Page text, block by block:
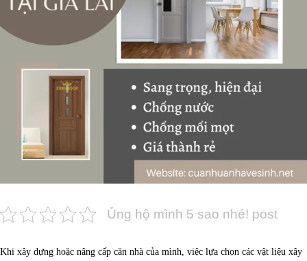
Ủng hộ mình 5 sao nhé! post
Khi xây dựng hoặc nâng cấp căn nhà của mình, việc lựa chọn các vật liệu xây